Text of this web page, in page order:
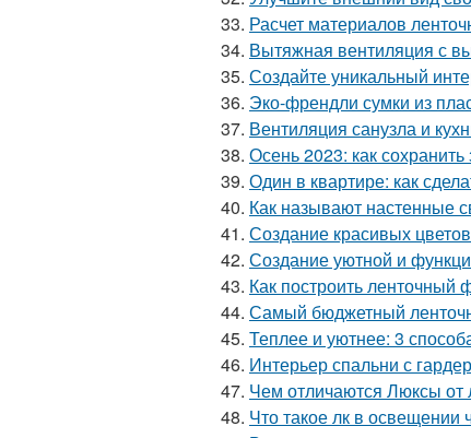
33. Расчет материалов
34. Вытяжная вентиляция с
35. Создайте уникальный
36. Эко-френдли сумки из
37. Вентиляция санузла и
38. Осень 2023: как
39. Один в квартире: как
40. Как называют настенные
41. Создание красивых
42. Создание уютной и
43. Как построить
44. Самый бюджетный
45. Теплее и уютнее: 3
46. Интерьер спальни с
47. Чем отличаются Люксы
48. Что такое лк в